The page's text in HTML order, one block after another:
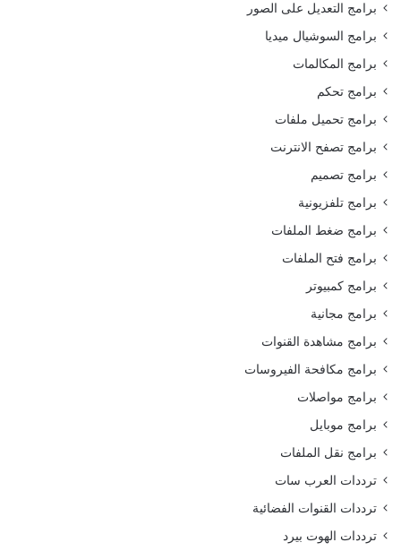
برامج التعديل على الصور
برامج السوشيال ميديا
برامج المكالمات
برامج تحكم
برامج تحميل ملفات
برامج تصفح الانترنت
برامج تصميم
برامج تلفزيونية
برامج ضغط الملفات
برامج فتح الملفات
برامج كمبيوتر
برامج مجانية
برامج مشاهدة القنوات
برامج مكافحة الفيروسات
برامج مواصلات
برامج موبايل
برامج نقل الملفات
ترددات العرب سات
ترددات القنوات الفضائية
ترددات الهوت بيرد